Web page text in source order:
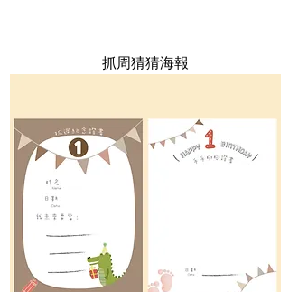
抓周猜猜海報